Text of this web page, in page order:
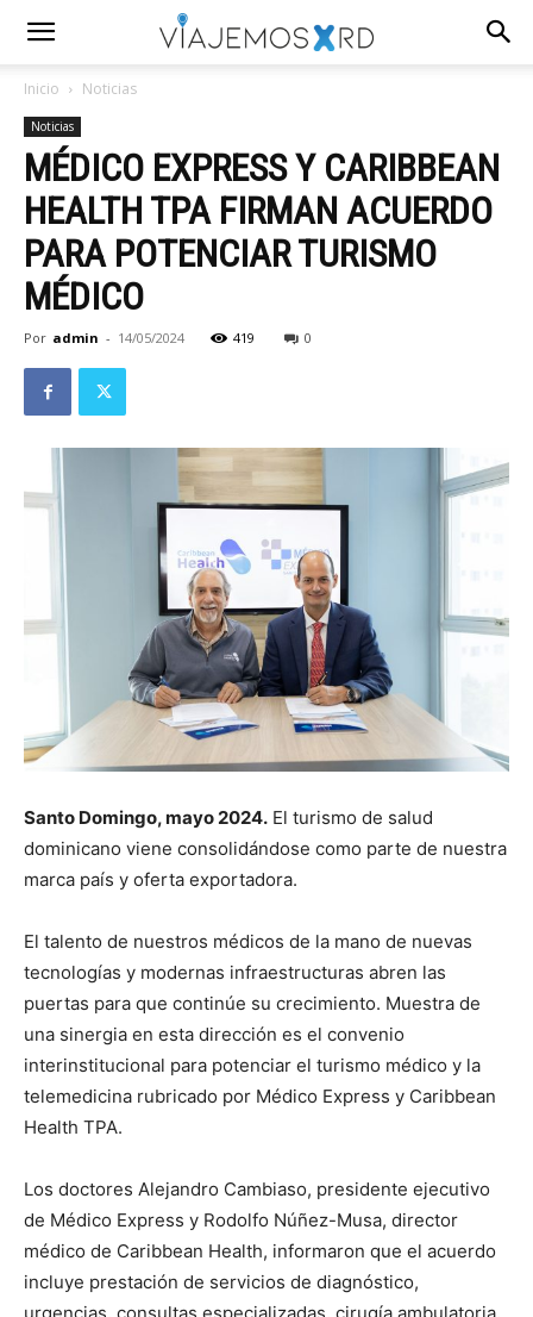
Inicio Noticias
Noticias
MÉDICO EXPRESS Y CARIBBEAN
HEALTH TPA FIRMAN ACUERDO
PARA POTENCIAR TURISMO
MÉDICO
Por admin - 14/05/2024 419 0
Santo Domingo, mayo 2024. El turismo de salud
dominicano viene consolidándose como parte de nuestra
marca país y oferta exportadora.
El talento de nuestros médicos de la mano de nuevas
tecnologías y modernas infraestructuras abren las
puertas para que continúe su crecimiento. Muestra de
una sinergia en esta dirección es el convenio
interinstitucional para potenciar el turismo médico y la
telemedicina rubricado por Médico Express y Caribbean
Health TPA.
Los doctores Alejandro Cambiaso, presidente ejecutivo
de Médico Express y Rodolfo Núñez-Musa, director
médico de Caribbean Health, informaron que el acuerdo
incluye prestación de servicios de diagnóstico,